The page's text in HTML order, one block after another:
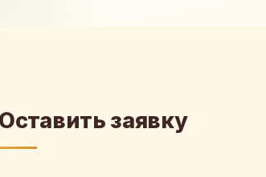
Оставить заявку